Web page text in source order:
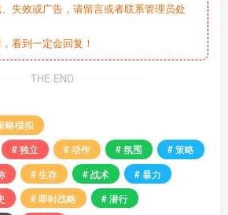
失效或广告，请留言或者联系管理员处
看到一定会回复！
THE END
略模拟
# 独立 # 动作 # 氛围
# 策略
# 生存 # 战术
# 暴力
# 即时战略
# 潜行